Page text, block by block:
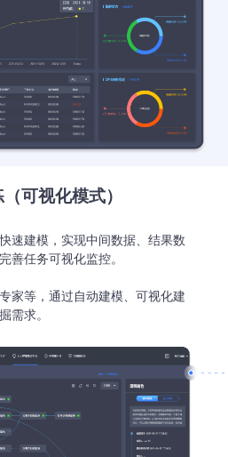
可视化模式）
速建模，实现中间数据、结果数
善任务可视化监控。
家等，通过自动建模、可视化建
需求。